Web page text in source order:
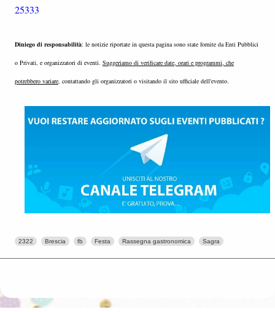
25333
Diniego di responsabilità: le notizie riportate in questa pagina sono state fornite da Enti Pubblici
o Privati, e organizzatori di eventi. Suggeriamo di verificare date, orari e programmi, che
potrebbero variare, contattando gli organizzatori o visitando il sito ufficiale dell'evento.
2322 Brescia fb Festa Rassegna gastronomica Sagra